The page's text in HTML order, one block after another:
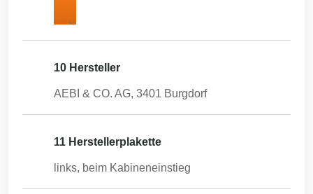
10 Hersteller
AEBI & CO. AG, 3401 Burgdorf
11 Herstellerplakette
links, beim Kabineneinstieg